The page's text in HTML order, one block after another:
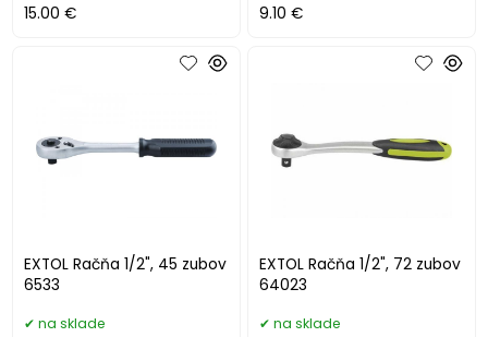
15.00 € 9.10 €
EXTOL Račňa 1/2", 45 zubov
6533
na sklade
EXTOL Račňa 1/2", 72 zubov
64023
na sklade